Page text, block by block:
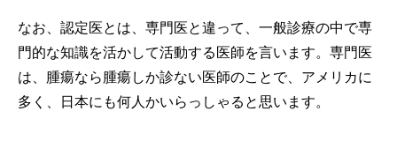
なお、認定医とは、専門医と違って、一般診療の中で専
門的な知識を活かして活動する医師を言います。専門医
は、腫瘍なら腫瘍しか診ない医師のことで、アメリカに
多く、日本にも何人かいらっしゃると思います。